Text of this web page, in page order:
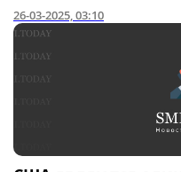
26-03-2025, 03:10